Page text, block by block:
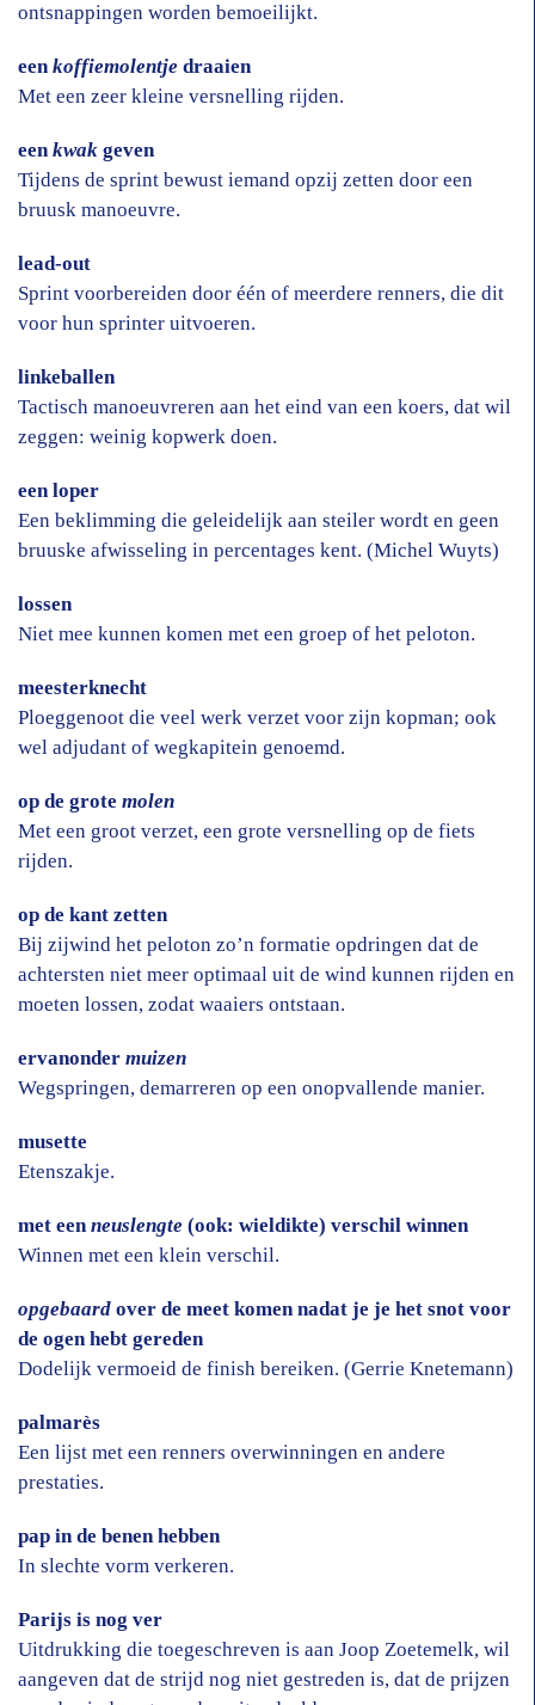
ontsnappingen worden bemoeilijkt.
eenkoffiemolentje draaien
Met een zeer kleine versnelling rijden.
eenkwak geven
Tijdens de sprint bewust iemand opzij zetten door een
bruusk manoeuvre.
lead-out
Sprint voorbereiden door één of meerdere renners, die dit
voor hun sprinter uitvoeren.
linkeballen
Tactisch manoeuvreren aan het eind van een koers, dat wil
zeggen: weinig kopwerk doen.
een loper
Een beklimming die geleidelijk aan steiler wordt en geen
bruuske afwisseling in percentages kent. (Michel Wuyts)
lossen
Niet mee kunnen komen met een groep of het peloton.
meesterknecht
Ploeggenoot die veel werk verzet voor zijn kopman; ook
wel adjudant of wegkapitein genoemd.
op de grote molen
Met een groot verzet, een grote versnelling op de fiets
rijden.
op de kant zetten
Bij zijwind het peloton zo’n formatie opdringen dat de
achtersten niet meer optimaal uit de wind kunnen rijden en
moeten lossen, zodat waaiers ontstaan.
ervanonder muizen
Wegspringen, demarreren op een onopvallende manier.
musette
Etenszakje.
met eenneuslengte (ook: wieldikte) verschil winnen
Winnen met een klein verschil.
opgebaard over de meet komen nadat je je het snot voor
de ogen hebt gereden
Dodelijk vermoeid de finish bereiken. (Gerrie Knetemann)
palmarès
Een lijst met een renners overwinningen en andere
prestaties.
pap in de benen hebben
In slechte vorm verkeren.
Parijs is nog ver
Uitdrukking die toegeschreven is aan Joop Zoetemelk, wil
aangeven dat de strijd nog niet gestreden is, dat de prijzen